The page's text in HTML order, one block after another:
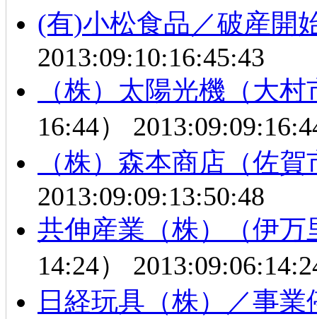
(有)小松食品／破産開
2013:09:10:16:45:43
（株）太陽光機（大
16:44）
（株）森本商店（佐
2013:09:09:13:50:48
共伸産業（株）（伊
14:24）
日経玩具（株）／事業